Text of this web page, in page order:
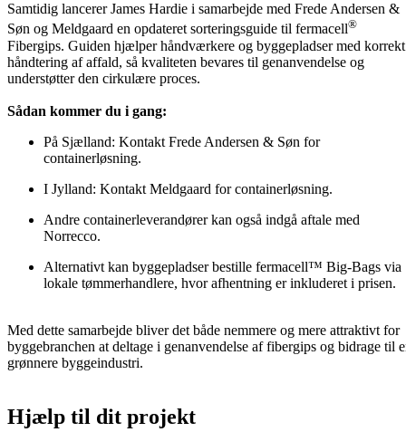
Samtidig lancerer James Hardie i samarbejde med Frede Andersen &
Søn og Meldgaard en opdateret sorteringsguide til fermacell®
Fibergips. Guiden hjælper håndværkere og byggepladser med korrekt
håndtering af affald, så kvaliteten bevares til genanvendelse og
understøtter den cirkulære proces.
Sådan kommer du i gang:
På Sjælland: Kontakt Frede Andersen & Søn for
containerløsning.
I Jylland: Kontakt Meldgaard for containerløsning.
Andre containerleverandører kan også indgå aftale med
Norrecco.
Alternativt kan byggepladser bestille fermacell™ Big-Bags via
lokale tømmerhandlere, hvor afhentning er inkluderet i prisen.
Med dette samarbejde bliver det både nemmere og mere attraktivt for
byggebranchen at deltage i genanvendelse af fibergips og bidrage til
grønnere byggeindustri.
Hjælp til dit projekt